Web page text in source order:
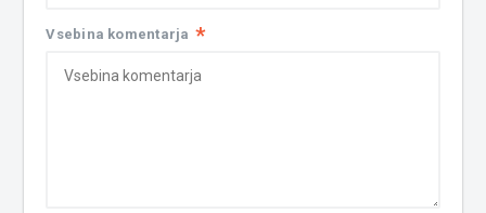
Vsebina komentarja *